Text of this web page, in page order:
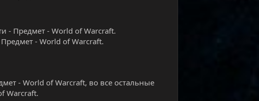
- Предмет - World of Warcraft.
- World of Warcraft.
- World of Warcraft, во все остальные
Warcraft.